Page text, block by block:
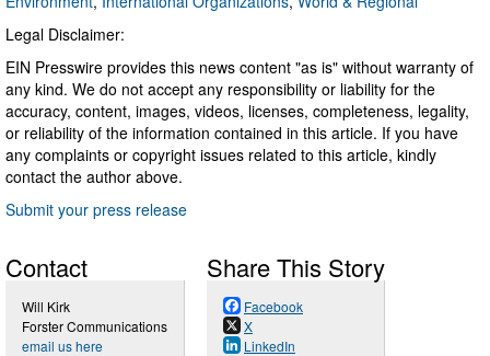
Legal Disclaimer:
EIN Presswire provides this news content "as is" without warranty of
any kind. We do not accept any responsibility or liability for the
accuracy, content, images, videos, licenses, completeness, legality,
or reliability of the information contained in this article. If you have
any complaints or copyright issues related to this article, kindly
contact the author above.
Submit your press release
Contact
Will Kirk
Forster Communications
email us here
Share This Story
Facebook
X
LinkedIn